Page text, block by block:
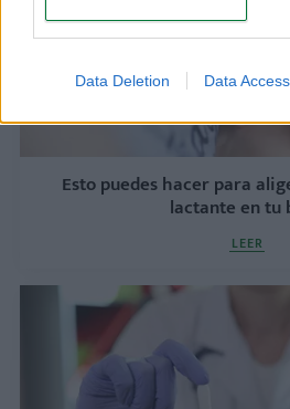
Data Deletion Data Access
Esto puedes hacer para
lactante en tu
LEER